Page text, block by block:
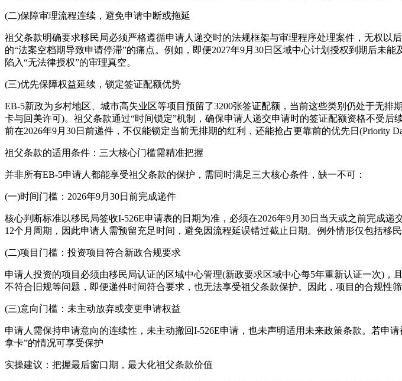
(二)保障审理流程连续，避免申请中断或拖延
祖父条款明确要求移民局必须严格遵循申请人递交时的法规框架与审理程序处理案件，无权
的“法案空档期导致申请停滞”的痛点。例如，即便2027年9月30日区域中心计划授权到期后未
陷入“无法律授权”的审理真空。
(三)优先保障权益延续，锁定签证配额优势
EB-5新政为乡村地区、城市高失业区等项目预留了3200张签证配额，当前这些类别仍处于无
卡与回美许可)。祖父条款通过“时间锁定”机制，确保申请人递交申请时的签证配额资格不受
前在2026年9月30日前递件，不仅能锁定当前无排期的红利，还能抢占更靠前的优先日(Priority
祖父条款的适用条件：三大核心门槛需精准把握
并非所有EB-5申请人都能享受祖父条款的保护，需同时满足三大核心条件，缺一不可：
(一)时间门槛：2026年9月30日前完成递件
核心判断标准以移民局签收I-526E申请表的日期为准，必须在2026年9月30日当天或之前完成
12个月周期，因此申请人需预留充足时间，避免因流程延误错过截止日期。例外情形仅包括移
(二)项目门槛：投资项目符合新政合规要求
申请人投资的项目必须由移民局认证的区域中心管理(新政要求区域中心每5年重新认证一次)
不符合旧规等问题，即便递件时间符合要求，也无法享受祖父条款保护。因此，项目的合规性
(三)意向门槛：未主动放弃或变更申请权益
申请人需保持申请意向的连续性，未主动撤回I-526E申请，也未声明适用未来政策条款。若申
拿卡”的情况可享受保护
实操建议：把握最后窗口期，最大化祖父条款价值